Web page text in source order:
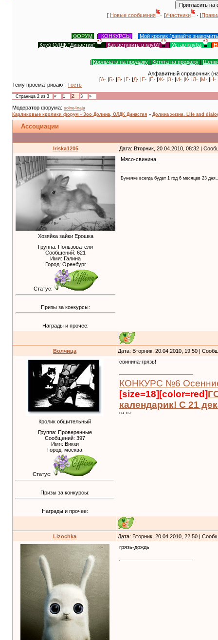
[ Новые сообщения · |Участники · |
ФОРУМ | КОНКУРСЫ | Мой кролик (давайте
Клуб ОЛДК "Династия"
| Как вступить в клуб? | Устав клуба |
| Крольчата на продажу | Котята на продажу |
Алфавитный справочник
[А· |Б· |В· |Г· |Д· |Е· |Ё· |Ж· |З· |И· |К· |Л· |М· |Н·
Тему просматривают: Гость
Страница 2 из 3 « 1 2 3 »
Модератор форума: solne4naja
Карликовые кролики форум - Зоо Долина, ОЛДК Династия » Долина жизни. Life and
Ассоциации
Iriska1205 Дата: Вторник, 20.04.2010, 08:32 |
Хозяйка зайки Ерошка
Группа: Пользователи
Сообщений: 621
Имя: Галина
Город: Оренбург
Статус:
Призы за конкурсы:
Награды и прочее:
Мясо-свинина
Бунечке всегда будет 1 год 6 месяцев 23
Волчица Дата: Вторник, 20.04.2010, 19:50 |
Кролик общительный
Группа: Проверенные
Сообщений: 397
Имя: Викки
Город: москва
Статус:
Призы за конкурсы:
Награды и прочее:
свинина-грязь!
КОНКУРС №6
[size=18][color=red]
календарик! С 21
на ты
Lizochka Дата: Вторник, 20.04.2010, 22:50 |
грязь-дождь